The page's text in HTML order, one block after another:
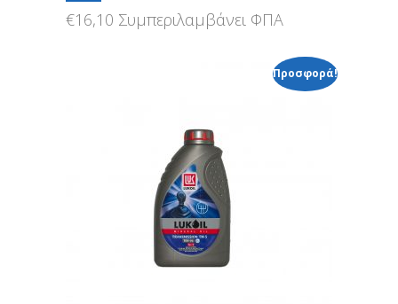
€16,10 Συμπεριλαμβάνει ΦΠΑ
Προσφορά!